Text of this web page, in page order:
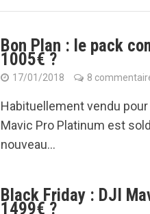
Bon Plan : le pack
1005€ ?
17/01/2018 8
Habituellement vendu
Mavic Pro Platinum est
nouveau...
Black Friday : DJI
1499€ ?